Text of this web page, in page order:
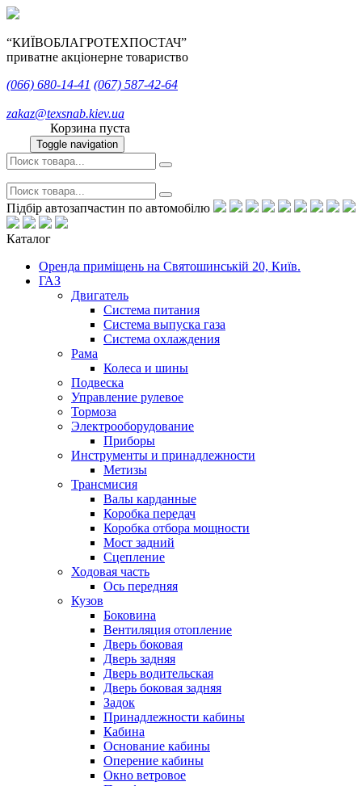
“КИЇВОБЛАГРОТЕХПОСТАЧ”
приватне акціонерне товариство
(066) 680-14-41 (067) 587-42-64
zakaz@texsnab.kiev.ua
Корзина пуста
Toggle navigation
Підбір автозапчастин по автомобілю
Каталог
Оренда приміщень на Святошинській 20, Київ.
ГАЗ
Двигатель
Система питания
Система выпуска газа
Система охлаждения
Рама
Колеса и шины
Подвеска
Управление рулевое
Тормоза
Электрооборудование
Приборы
Инструменты и принадлежности
Метизы
Трансмисия
Валы карданные
Коробка передач
Коробка отбора мощности
Мост задний
Сцепление
Ходовая часть
Ось передняя
Кузов
Боковина
Вентиляция отопление
Дверь боковая
Дверь задняя
Дверь водительская
Дверь боковая задняя
Задок
Принадлежности кабины
Кабина
Основание кабины
Оперение кабины
Окно ветровое